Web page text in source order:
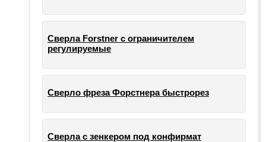
Сверла Forstner с ограничителем
регулируемые
Сверло фреза Форстнера быстрорез
Сверла с зенкером под конфирмат